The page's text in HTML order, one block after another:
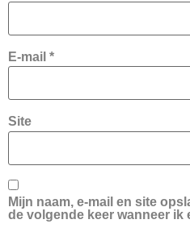
E-mail *
Site
Mijn naam, e-mail en site
de volgende keer wanneer ik